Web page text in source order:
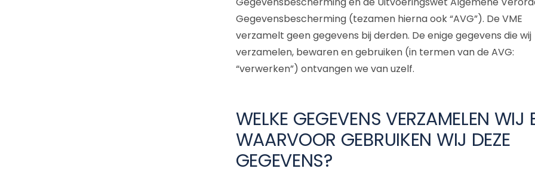
Gegevensbescherming (tezamen hierna ook “AVG”). De VME
verzamelt geen gegevens bij derden. De enige gegevens die wij
verzamelen, bewaren en gebruiken (in termen van de AVG:
“verwerken”) ontvangen we van uzelf.
WELKE GEGEVENS VERZAMELEN WIJ
WAARVOOR GEBRUIKEN WIJ DEZE
GEGEVENS?